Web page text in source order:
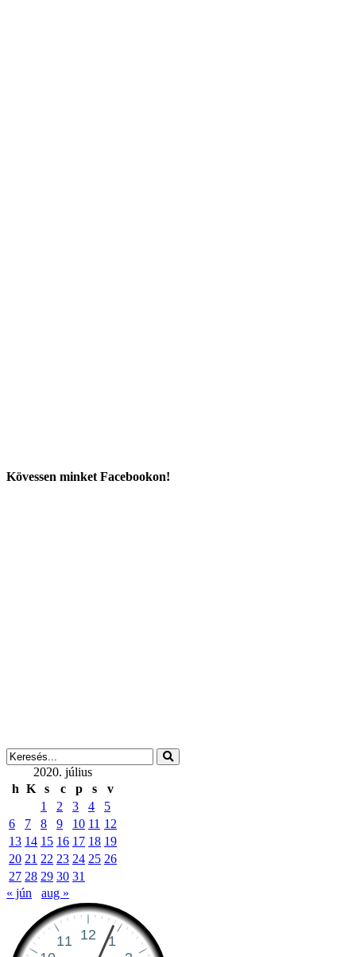
Kövessen minket Facebookon!
2020. július
h K s c p s
v
1
2 3 4
5
6
7 8 9 10 11 12
13 14 15 16 17 18 19
20 21 22 23 24 25 26
27 28 29 30 31
« jún
aug »